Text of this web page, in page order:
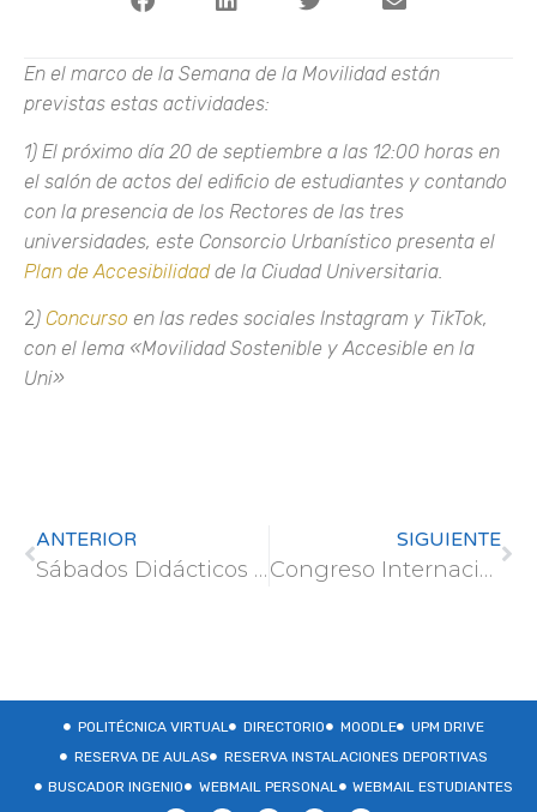
En el marco de la Semana de la Movilidad están
previstas estas actividades:
1) El próximo día 20 de septiembre a las 12:00 horas en
el salón de actos del edificio de estudiantes y contando
con la presencia de los Rectores de las tres
universidades, este Consorcio Urbanístico presenta el
Plan de Accesibilidadde la Ciudad Universitaria.
2) Concurso en las redes sociales Instagram y TikTok,
con el lema «Movilidad Sostenible y Accesible en la
Uni»
ANTERIOR
Sábados Didácticos – UPM
SIGUIENTE
Congreso Internacional Conference on Fusion Reactor Materials. ICFRM-21
POLITÉCNICA VIRTUAL DIRECTORIO MOODLE
UPM DRIVE
RESERVA DE AULAS
RESERVA INSTALACIONES DEPORTIVAS
BUSCADOR INGENIO
WEBMAIL PERSONAL WEBMAIL ESTUDIANTES